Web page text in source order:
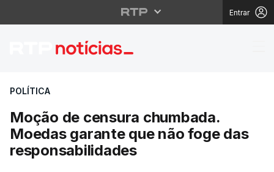
Entrar
Moção de censura
POLÍTICA
Moção de censura chumbada.
Moedas garante que não foge das
responsabilidades